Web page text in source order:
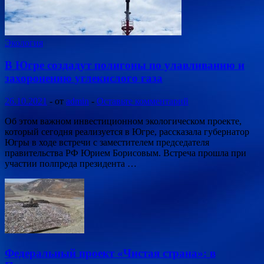
Экология
В Югре создадут полигоны по улавливанию и
захоронению углекислого газа
26.10.2021 - от admin - Оставьте комментарий
Об этом важном инвестиционном экологическом проекте,
который сегодня реализуется в Югре, рассказала губернатор
Югры в ходе встречи с заместителем председателя
правительства РФ Юрием Борисовым. Встреча прошла при
участии полпреда президента …
Федеральный проект «Чистая страна»: в